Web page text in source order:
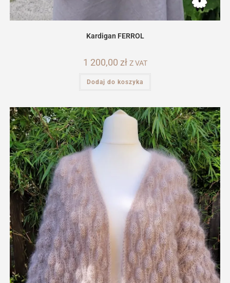
Kardigan FERROL
1 200,00 zł Z VAT
Dodaj do koszyka